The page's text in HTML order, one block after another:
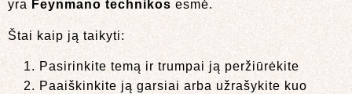
yra Feynmano technikos esmė.
Štai kaip ją taikyti:
Pasirinkite temą ir trumpai ją peržiūrėkite
Paaiškinkite ją garsiai arba užrašykite kuo